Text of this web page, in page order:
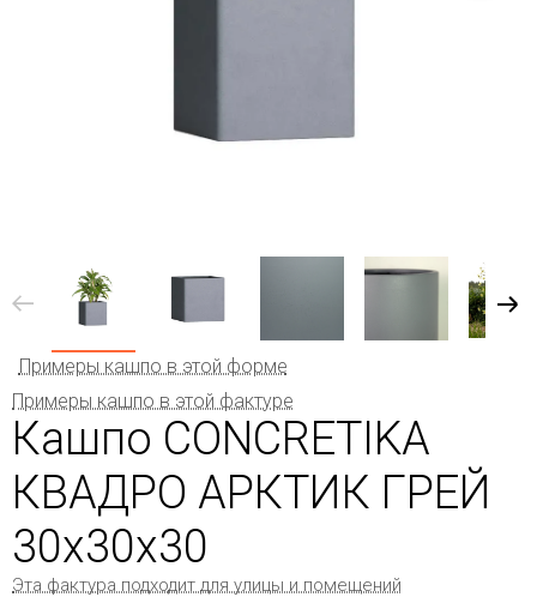
Примеры кашпо в этой форме
Примеры кашпо в этой фактуре
Кашпо CONCRETIKA
КВАДРО АРКТИК ГРЕЙ
30x30x30
Эта фактура подходит для улицы и помещений